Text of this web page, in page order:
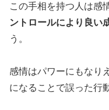
この手相を持つ人は感
ントロールにより良い
う。
感情はパワーにもなり
になることで誤った行